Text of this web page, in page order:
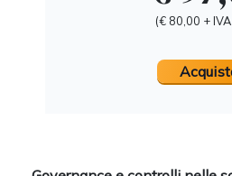
(€ 80,00 +